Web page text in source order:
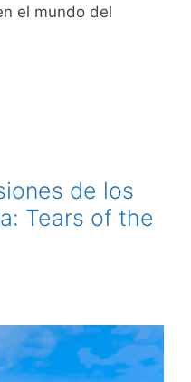
el mundo del
de los
Tears of the